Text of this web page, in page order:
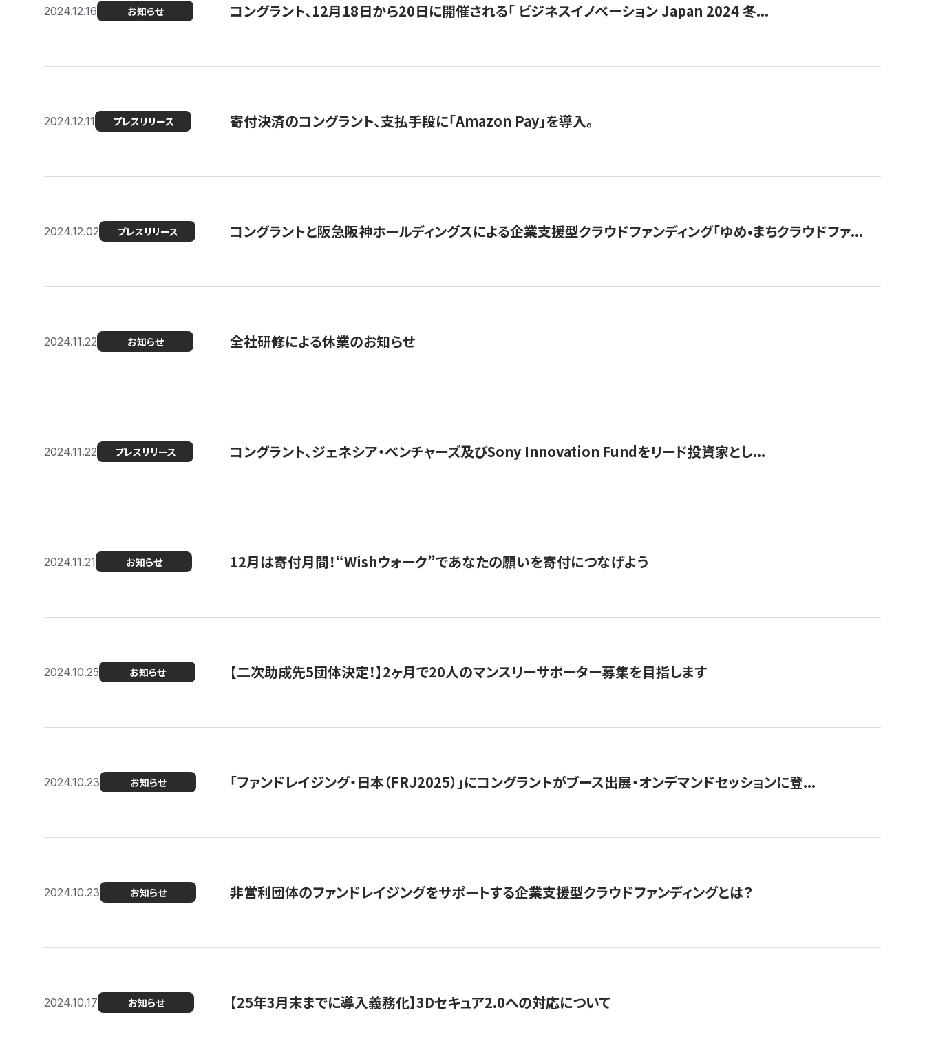
2024.12.16 お知らせ コングラント、12月18日から20日に開催される「 ビジネスイノベーション Japan 2024 冬...
2024.12.11 プレスリリース 寄付決済のコングラント、支払手段に「Amazon Pay」を導入。
2024.12.02 プレスリリース コングラントと阪急阪神ホールディングスによる企業支援型クラウドファンディング「ゆめ•まちクラウドファ...
2024.11.22 お知らせ 全社研修による休業のお知らせ
2024.11.22 プレスリリース コングラント、ジェネシア・ベンチャーズ及びSony Innovation Fundをリード投資家とし...
2024.11.21 お知らせ 12月は寄付月間！“Wishウォーク”であなたの願いを寄付につなげよう
2024.10.25 お知らせ 【二次助成先5団体決定！】2ヶ月で20人のマンスリーサポーター募集を目指します
2024.10.23 お知らせ 「ファンドレイジング・日本（FRJ2025）」にコングラントがブース出展・オンデマンドセッションに登...
2024.10.23 お知らせ 非営利団体のファンドレイジングをサポートする企業支援型クラウドファンディングとは？
2024.10.17 お知らせ 【25年3月末までに導入義務化】3Dセキュア2.0への対応について